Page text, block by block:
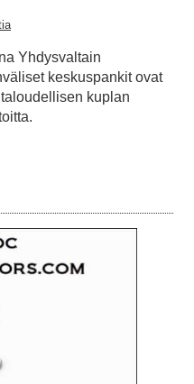
Yhdysvaltain
keskuspankit ovat
kuplan